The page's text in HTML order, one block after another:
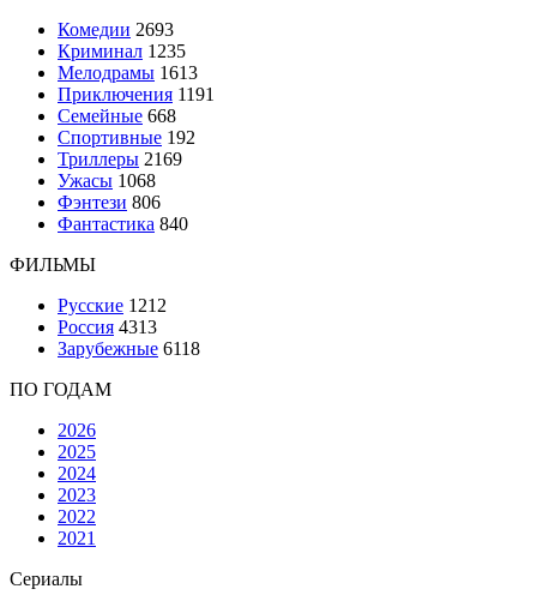
Комедии 2693
Криминал 1235
Мелодрамы 1613
Приключения 1191
Семейные 668
Спортивные 192
Триллеры 2169
Ужасы 1068
Фэнтези 806
Фантастика 840
ФИЛЬМЫ
Русские 1212
Россия 4313
Зарубежные 6118
ПО ГОДАМ
2026
2025
2024
2023
2022
2021
Сериалы